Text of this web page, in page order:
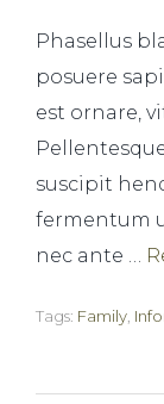
Phasellus
posuere
est ornare,
suscipit
fermentum
nec ante …
Tags: Family